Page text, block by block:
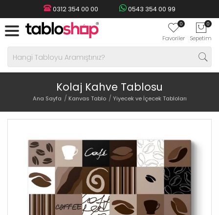
0312 354 00 00 0543 354 00 99
0
Favoriler
0
Sepetim
Kolaj Kahve Tablosu
Ana Sayfa Kanvas Tablo Yiyecek ve İçecek Tabloları